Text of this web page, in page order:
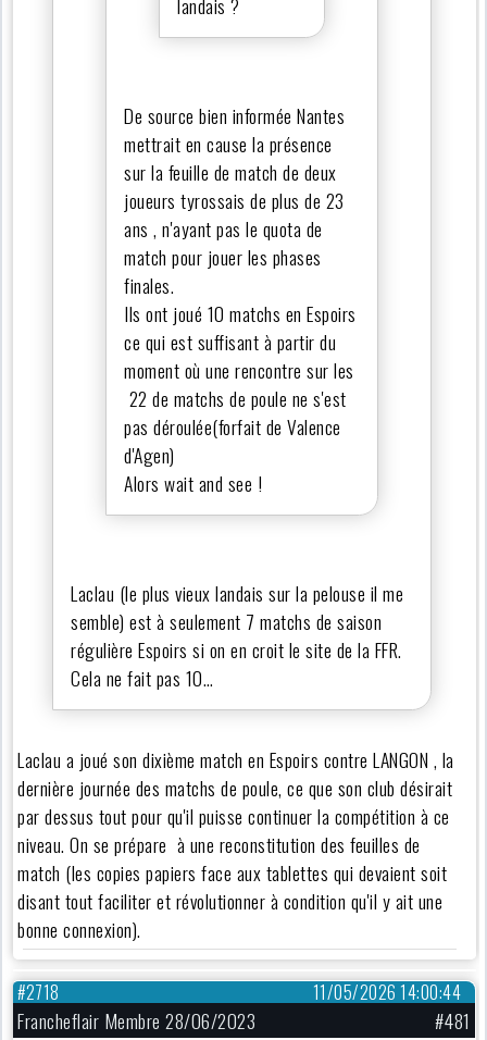
landais ?
De source bien informée Nantes
mettrait en cause la présence
sur la feuille de match de deux
joueurs tyrossais de plus de 23
ans , n'ayant pas le quota de
match pour jouer les phases
finales.
Ils ont joué 10 matchs en Espoirs
ce qui est suffisant à partir du
moment où une rencontre sur les
22 de matchs de poule ne s'est
pas déroulée(forfait de Valence
d'Agen)
Alors wait and see !
Laclau (le plus vieux landais sur la pelouse il me
semble) est à seulement 7 matchs de saison
régulière Espoirs si on en croit le site de la FFR.
Cela ne fait pas 10…
Laclau a joué son dixième match en Espoirs contre LANGON , la
dernière journée des matchs de poule, ce que son club désirait
par dessus tout pour qu'il puisse continuer la compétition à ce
niveau. On se prépare à une reconstitution des feuilles de
match (les copies papiers face aux tablettes qui devaient soit
disant tout faciliter et révolutionner à condition qu'il y ait une
bonne connexion).
11/05/2026 14:00:44
#2718
Francheflair Membre 28/06/2023
#481